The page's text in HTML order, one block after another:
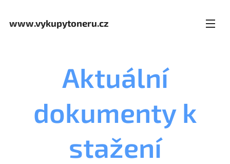
www.vykupytoneru.cz
Aktuální
dokumenty k
stažení